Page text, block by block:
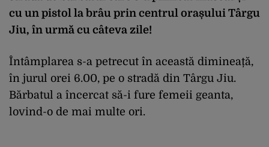
cu un pistol la brâu prin centrul orașului Târgu
Jiu, în urmă cu câteva zile!
Întâmplarea s-a petrecut în această dimineață,
în jurul orei 6.00, pe o stradă din Târgu Jiu.
Bărbatul a încercat să-i fure femeii geanta,
lovind-o de mai multe ori.